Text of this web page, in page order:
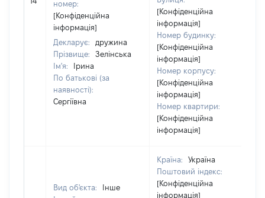
номер:
[Конфіденційна
інформація]
Декларує:
дружина
Прізвище:
Зелінська
Ім'я:
Ірина
По батькові (за
наявності):
Сергіївна
[Конфіденційна
інформація]
Номер будинку:
[Конфіденційна
інформація]
Номер корпусу:
[Конфіденційна
інформація]
Номер квартири:
[Конфіденційна
інформація]
Вид об'єкта:
Інше
Країна:
Україна
Поштовий індекс:
[Конфіденційна
інформація]